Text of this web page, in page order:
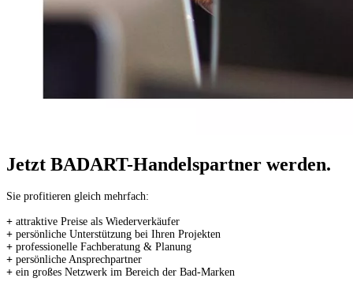
Jetzt BADART-Handelspartner werden.
Sie profitieren gleich mehrfach:
+ attraktive Preise als Wiederverkäufer
+ persönliche Unterstützung bei Ihren Projekten
+ professionelle Fachberatung & Planung
+ persönliche Ansprechpartner
+ ein großes Netzwerk im Bereich der Bad-Marken